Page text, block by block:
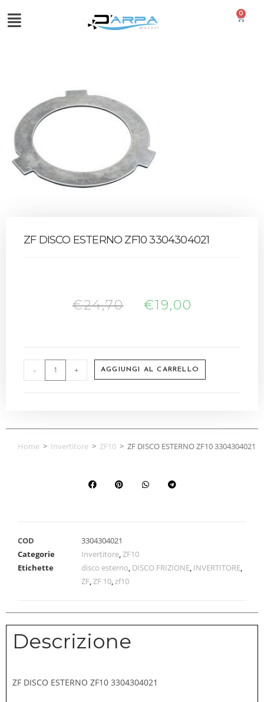
0
ZF DISCO ESTERNO ZF10 3304304021
€24,70 €19,00
- + AGGIUNGI AL CARRELLO
Home > Invertitore > ZF10 > ZF DISCO ESTERNO ZF10 3304304021
COD
3304304021
Categorie
Invertitore,ZF10
Etichette
disco esterno, DISCO FRIZIONE, INVERTITORE,
ZF,ZF 10,zf10
Descrizione
ZF DISCO ESTERNO ZF10 3304304021